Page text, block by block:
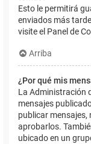
Esto le permitirá
enviados más
visite el Panel de
Arriba
¿Por qué mis
La Administración
mensajes
publicar mensajes,
aprobarlos.
ubicado en un